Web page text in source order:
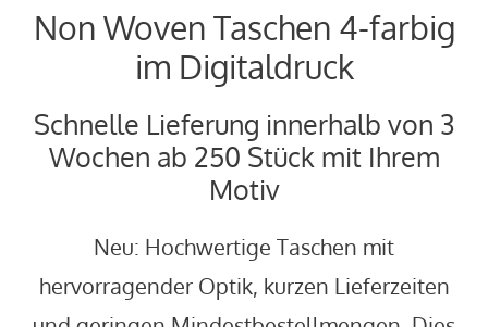
Non Woven Taschen 4-farbig
im Digitaldruck
Schnelle Lieferung innerhalb von 3
Wochen ab 250 Stück mit Ihrem
Motiv
Neu: Hochwertige Taschen mit
hervorragender Optik, kurzen Lieferzeiten